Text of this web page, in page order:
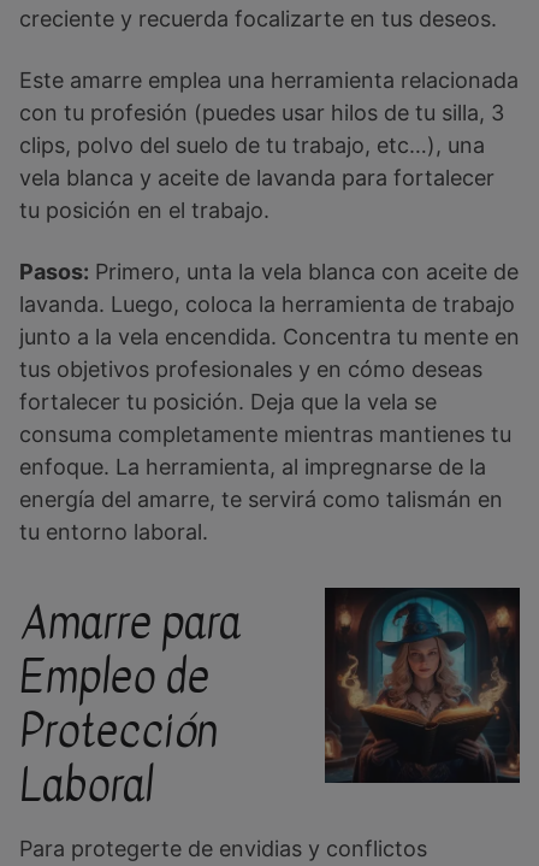
creciente y recuerda focalizarte en tus deseos.
Este amarre emplea una herramienta relacionada
con tu profesión (puedes usar hilos de tu silla, 3
clips, polvo del suelo de tu trabajo, etc…), una
vela blanca y aceite de lavanda para fortalecer
tu posición en el trabajo.
Pasos: Primero, unta la vela blanca con aceite de
lavanda. Luego, coloca la herramienta de trabajo
junto a la vela encendida. Concentra tu mente en
tus objetivos profesionales y en cómo deseas
fortalecer tu posición. Deja que la vela se
consuma completamente mientras mantienes tu
enfoque. La herramienta, al impregnarse de la
energía del amarre, te servirá como talismán en
tu entorno laboral.
Amarre para
Empleo de
Protección
Laboral
Para protegerte de envidias y conflictos